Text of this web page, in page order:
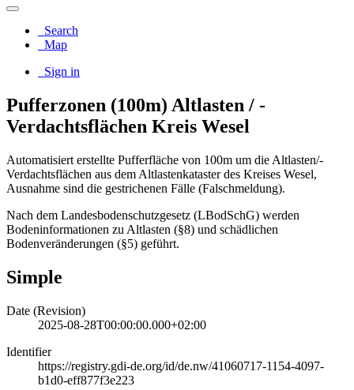
Search
Map
Sign in
Pufferzonen (100m) Altlasten / -
Verdachtsflächen Kreis Wesel
Automatisiert erstellte Pufferfläche von 100m um die Altlasten/-
Verdachtsflächen aus dem Altlastenkataster des Kreises Wesel,
Ausnahme sind die gestrichenen Fälle (Falschmeldung).
Nach dem Landesbodenschutzgesetz (LBodSchG) werden
Bodeninformationen zu Altlasten (§8) und schädlichen
Bodenveränderungen (§5) geführt.
Simple
Date (Revision)
2025-08-28T00:00:00.000+02:00
Identifier
https://registry.gdi-de.org/id/de.nw/41060717-1154-4097-
b1d0-eff877f3e223